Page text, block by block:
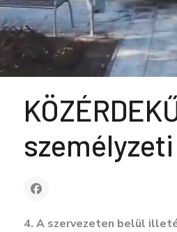
4. A szervezeten belül